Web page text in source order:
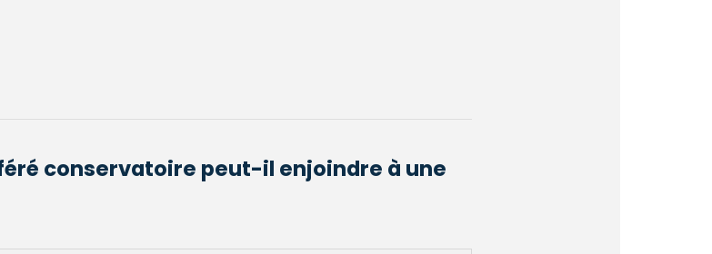
conservatoire peut-il enjoindre à une